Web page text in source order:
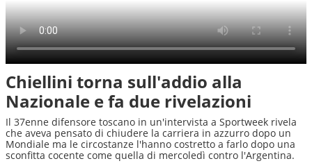
Chiellini torna sull'addio alla
Nazionale e fa due rivelazioni
Il 37enne difensore toscano in un'intervista a Sportweek rivela
che aveva pensato di chiudere la carriera in azzurro dopo un
Mondiale ma le circostanze l'hanno costretto a farlo dopo una
sconfitta cocente come quella di mercoledì contro l'Argentina.